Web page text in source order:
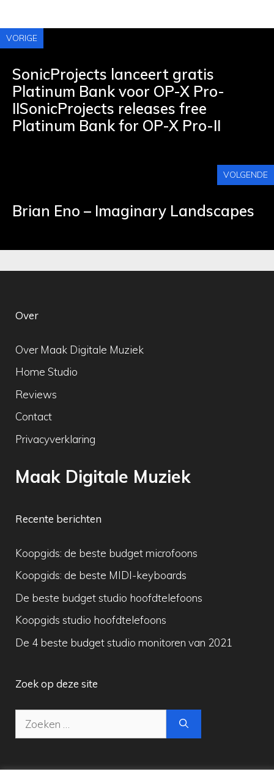
VORIGE
SonicProjects lanceert gratis
Platinum Bank voor OP-X Pro-
IISonicProjects releases free
Platinum Bank for OP-X Pro-II
VOLGENDE
Brian Eno – Imaginary Landscapes
Over
Over Maak Digitale Muziek
Home Studio
Reviews
Contact
Privacyverklaring
Maak Digitale Muziek
Recente berichten
Koopgids: de beste budget microfoons
Koopgids: de beste MIDI-keyboards
De beste budget studio hoofdtelefoons
Koopgids studio hoofdtelefoons
De 4 beste budget studio monitoren van 2021
Zoek op deze site
Zoek